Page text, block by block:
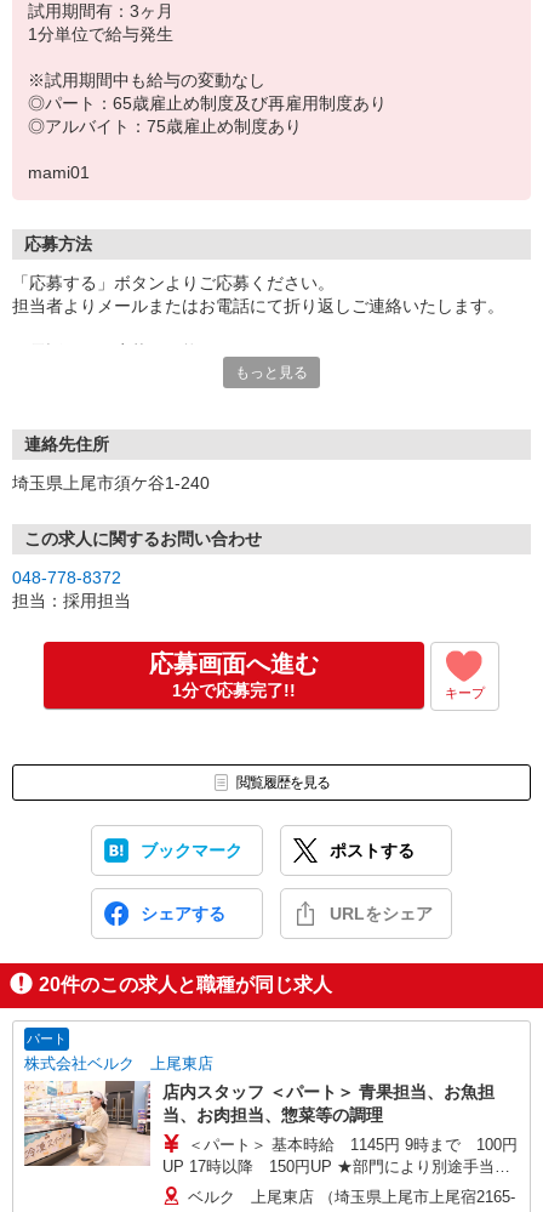
試用期間有：3ヶ月
1分単位で給与発生
※試用期間中も給与の変動なし
◎パート：65歳雇止め制度及び再雇用制度あり
◎アルバイト：75歳雇止め制度あり
mami01
応募方法
「応募する」ボタンよりご応募ください。
担当者よりメールまたはお電話にて折り返しご連絡いたします。
※連絡先TELの記載がある場合のみ
面接の際は履歴書（写真貼付）をご持参ください。
もっと見る
連絡先住所
埼玉県上尾市須ケ谷1-240
この求人に関するお問い合わせ
048-778-8372
担当：採用担当
応募画面へ進む
1分で応募完了!! キープ
閲覧履歴を見る
ブックマーク ポストする
シェアする URLをシェア
20件のこの求人と職種が同じ求人
パート
株式会社ベルク 上尾東店
店内スタッフ ＜パート＞ 青果担当、お魚担
当、お肉担当、惣菜等の調理
＜パート＞ 基本時給 1145円 9時まで 100円
UP 17時以降 150円UP ★部門により別途手当が
つく場合あり ※22時以降 基本時給より25％UP
ベルク 上尾東店 （埼玉県上尾市上尾宿2165-